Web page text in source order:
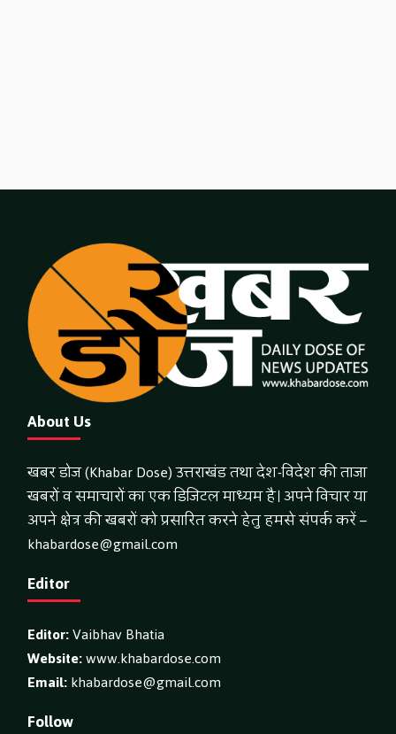
About Us
खबर डोज (Khabar Dose) उत्तराखंड तथा देश-विदेश की ताजा
खबरों व समाचारों का एक डिजिटल माध्यम है। अपने विचार या
अपने क्षेत्र की खबरों को प्रसारित करने हेतु हमसे संपर्क करें –
khabardose@gmail.com
Editor
Editor:Vaibhav Bhatia
Website:www.khabardose.com
Email:khabardose@gmail.com
Follow